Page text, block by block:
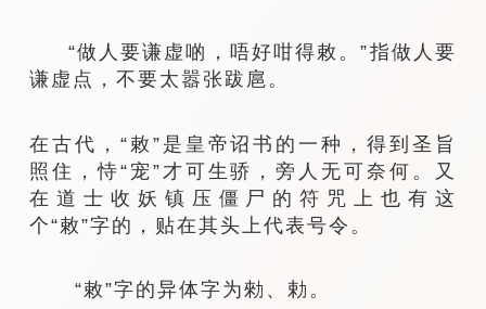
“做人要谦虚啲，唔好咁得敕。”指做人要
谦虚点，不要太嚣张跋扈。
在古代，“敕”是皇帝诏书的一种，得到圣旨
照住，恃“宠”才可生骄，旁人无可奈何。又
在道士收妖镇压僵尸的符咒上也有这
个“敕”字的，贴在其头上代表号令。
“敕”字的异体字为勑、勅。